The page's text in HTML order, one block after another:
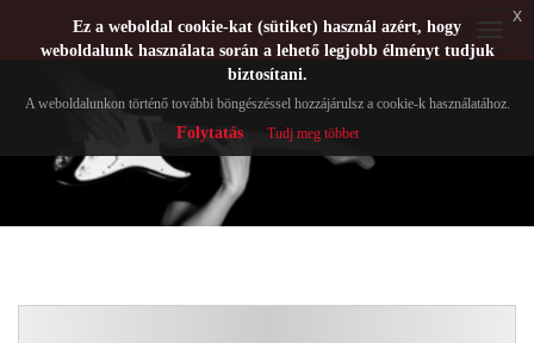
Ez a weboldal cookie-kat (sütiket) használ azért, hogy
weboldalunk használata során a lehető legjobb élményt tudjuk
biztosítani.
A weboldalunkon történő további böngészéssel hozzájárulsz a cookie-k használatához.
Folytatás Tudj meg többet
x